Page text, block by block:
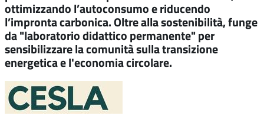
ottimizzando l’autoconsumo e riducendo
l’impronta carbonica. Oltre alla sostenibilità, funge
da "laboratorio didattico permanente" per
sensibilizzare la comunità sulla transizione
energetica e l'economia circolare.